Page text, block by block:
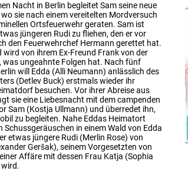
Nacht in Berlin begleitet Sam seine neue
sie nach einem vereitelten Mordversuch
Ortsfeuerwehr geraten. Sam ist
jüngeren Rudi zu fliehen, den er vor
den Feuerwehrchef Hermann gerettet hat.
wird von ihrem Ex-Freund Frank von der
was ungeahnte Folgen hat. Nach fünf
will Edda (Alli Neumann) anlässlich des
(Detlev Buck) erstmals wieder ihr
besuchen. Vor ihrer Abreise aus
sie eine Liebesnacht mit dem campenden
Sam (Kostja Ullmann) und überredet ihn,
zu begleiten. Nahe Eddas Heimatort
in einem Wald von Edda
etwas jüngere Rudi (Merlin Rose) von
Geršak), seinem Vorgesetzten von
Affäre mit dessen Frau Katja (Sophia